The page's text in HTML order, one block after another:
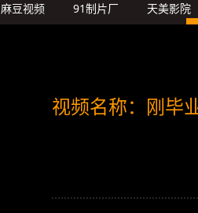
麻豆视频 91制片厂 天美影院
视频名称：刚毕